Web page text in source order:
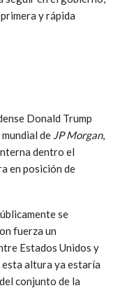
y rápida
Donald Trump
de JP Morgan,
dentro el
en posición de
se
fuerza un
Estados Unidos y
esta altura ya estaría
conjunto de la